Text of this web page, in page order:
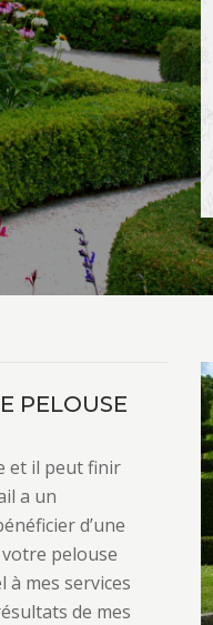
PELOUSE
et il peut finir
a un
d’une
pelouse
mes services
de mes